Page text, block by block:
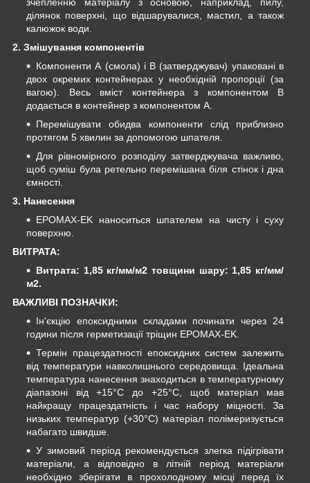
ділянок поверхні, що відшарувалися, мастил, а також
калюжок води.
2. Змішування компонентів
Компоненти А (смола) і B (затверджувач) упаковані в
двох окремих контейнерах у необхідній пропорції (за
вагою). Весь вміст контейнера з компонентом B
додається в контейнер з компонентом А.
Перемішувати обидва компоненти слід приблизно
протягом 5 хвилин за допомогою шпателя.
Для рівномірного розподілу затверджувача важливо,
щоб суміш була ретельно перемішана біля стінок і дна
ємності.
3. Нанесення
EPOMAX-EK наноситься шпателем на чисту і суху
поверхню.
ВИТРАТА:
Витрата: 1,85 кг/мм/м2 товщини шару: 1,85 кг/мм/
м2.
ВАЖЛИВІ ПОЗНАЧКИ:
Ін'єкцію епоксидними складами починати через 24
години після герметизації тріщин EPOMAX-EK.
Термін працездатності епоксидних систем залежить
від температури навколишнього середовища. Ідеальна
температура нанесення знаходиться в температурному
діапазоні від +15°C до +25°C, щоб матеріал мав
найкращу працездатність і час набору міцності. За
низьких температур (+30°C) матеріал полімеризується
набагато швидше.
У зимовий період рекомендується злегка підігрівати
матеріали, а відповідно в літній період матеріали
необхідно зберігати в прохолодному місці перед їх